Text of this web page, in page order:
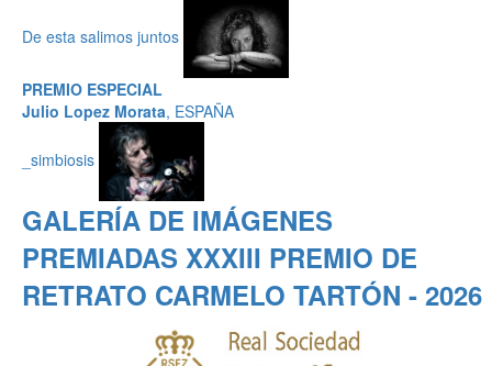
De esta salimos juntos
PREMIO ESPECIAL
Julio Lopez Morata, ESPAÑA
_simbiosis
GALERÍA DE IMÁGENES
PREMIADAS XXXIII PREMIO DE
RETRATO CARMELO TARTÓN - 2026